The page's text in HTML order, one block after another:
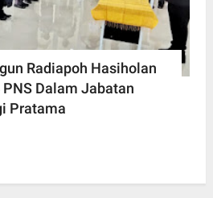
Radiapoh Hasiholan
Dalam Jabatan
Pratama